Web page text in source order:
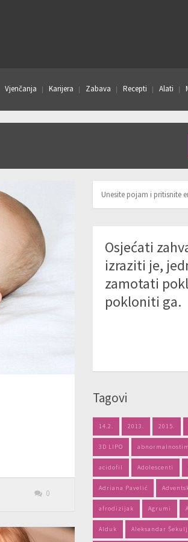
Vjenčanja Karijera Zabava Recepti Alati
0
Osjećati
izraziti je,
zamotati
pokloniti ga.
Tagovi
14.2. 2013. 2015.
3D LIPO
acidofil Adolescenti
Adriana Pavelić
afrodizijak Agrumi
Alduk Aleksandar